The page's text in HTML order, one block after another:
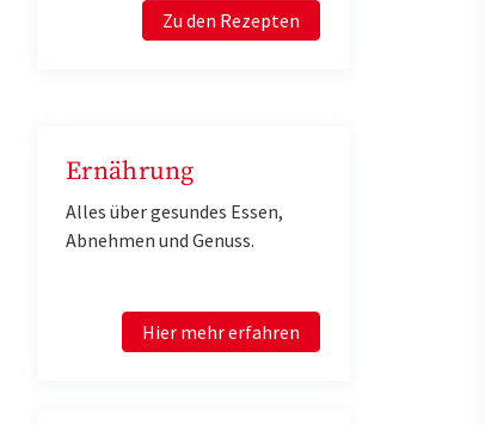
Zu den Rezepten
Ernährung
Alles über gesundes Essen,
Abnehmen und Genuss.
Hier mehr erfahren